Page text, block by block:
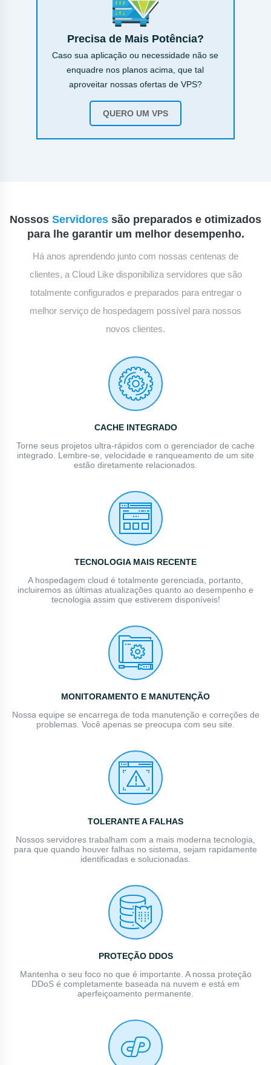
Precisa de Mais Potência?
Caso sua aplicação ou necessidade não se
enquadre nos planos acima, que tal
aproveitar nossas ofertas de VPS?
QUERO UM VPS
Nossos Servidores são preparados e otimizados
para lhe garantir um melhor desempenho.
Há anos aprendendo junto com nossas centenas de
clientes, a Cloud Like disponibiliza servidores que são
totalmente configurados e preparados para entregar o
melhor serviço de hospedagem possível para nossos
novos clientes.
CACHE INTEGRADO
Torne seus projetos ultra-rápidos com o gerenciador de cache
integrado. Lembre-se, velocidade e ranqueamento de um site
estão diretamente relacionados.
TECNOLOGIA MAIS RECENTE
A hospedagem cloud é totalmente gerenciada, portanto,
incluiremos as últimas atualizações quanto ao desempenho e
tecnologia assim que estiverem disponíveis!
MONITORAMENTO E MANUTENÇÃO
Nossa equipe se encarrega de toda manutenção e correções de
problemas. Você apenas se preocupa com seu site.
TOLERANTE A FALHAS
Nossos servidores trabalham com a mais moderna tecnologia,
para que quando houver falhas no sistema, sejam rapidamente
identificadas e solucionadas.
PROTEÇÃO DDOS
Mantenha o seu foco no que é importante. A nossa proteção
DDoS é completamente baseada na nuvem e está em
aperfeiçoamento permanente.